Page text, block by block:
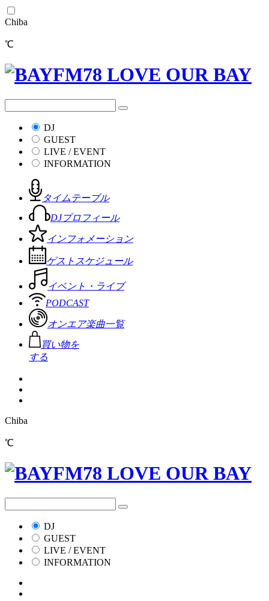
Chiba
℃
DJ
GUEST
LIVE / EVENT
INFORMATION
タイムテーブル
DJプロフィール
インフォメーション
ゲストスケジュール
イベント・ライブ
PODCAST
オンエア楽曲一覧
買い物を
する
Chiba
℃
DJ
GUEST
LIVE / EVENT
INFORMATION